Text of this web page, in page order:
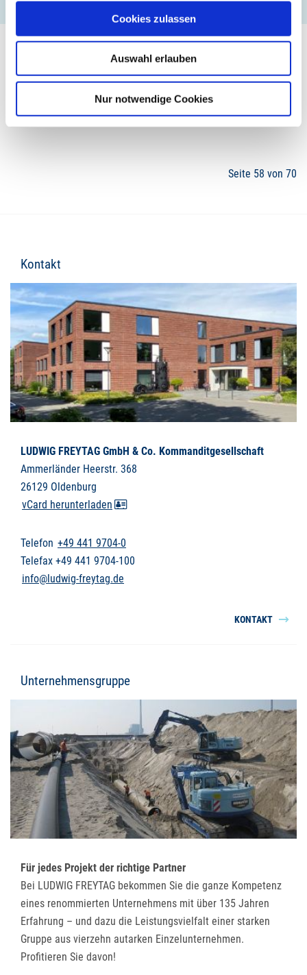
Cookies zulassen
Auswahl erlauben
Nur notwendige Cookies
57 58 59 60 61
Seite 58 von 70
Kontakt
LUDWIG FREYTAG GmbH & Co. Kommanditgesellschaft
Ammerländer Heerstr. 368
26129 Oldenburg
vCard herunterladen
Telefon +49 441 9704-0
Telefax +49 441 9704-100
info@ludwig-freytag.de
KONTAKT
Unternehmensgruppe
Für jedes Projekt der richtige Partner
Bei LUDWIG FREYTAG bekommen Sie die ganze Kompetenz
eines renommierten Unternehmens mit über 135 Jahren
Erfahrung – und dazu die Leistungsvielfalt einer starken
Gruppe aus vierzehn autarken Einzelunternehmen.
Profitieren Sie davon!